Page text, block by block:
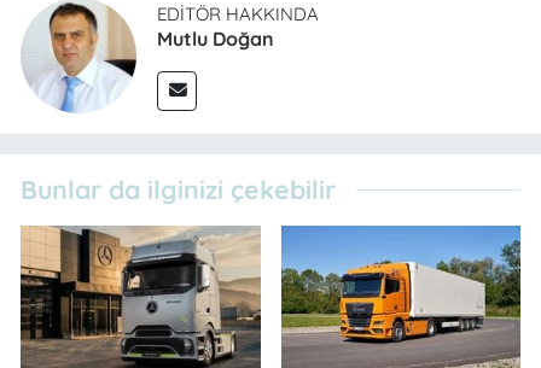
EDITÖR HAKKINDA
Mutlu Doğan
Bunlar da ilginizi çekebilir